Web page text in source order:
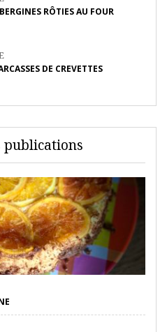
RÔTIES AU FOUR
DE CREVETTES
publications